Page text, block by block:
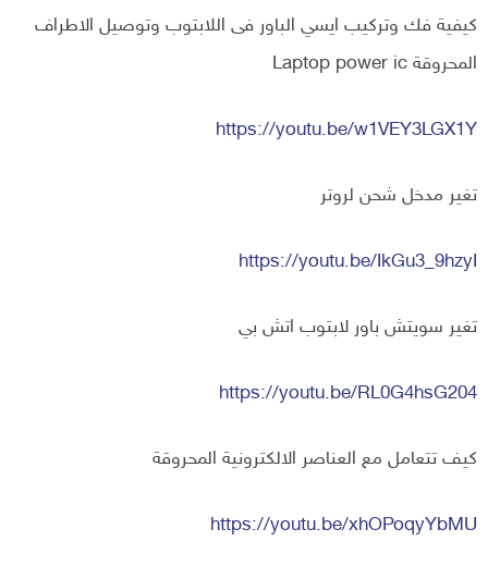
كيفية فك وتركيب ايسي الباور فى اللابتوب وتوصيل الاطراف
المحروقة Laptop power ic
https://youtu.be/w1VEY3LGX1Y
تغير مدخل شحن لروتر
https://youtu.be/IkGu3_9hzyI
تغير سويتش باور لابتوب اتش بي
https://youtu.be/RL0G4hsG204
كيف تتعامل مع العناصر الالكترونية المحروقة
https://youtu.be/xhOPoqyYbMU